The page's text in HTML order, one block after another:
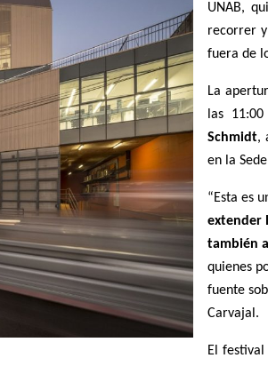
UNAB,
recorrer
fuera de
La
las
Schmidt,
en la
“Esta es
extender
también
quienes
fuente
Carvajal.
El